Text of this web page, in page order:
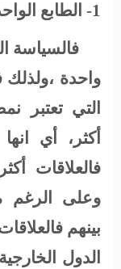
1- الطابع الواحدي
فالسياسة
واحدة ،ولذلك
التي تعتبر
أكثر، أي
فالعلاقات
وعلى الرغم
بينهم
الدول